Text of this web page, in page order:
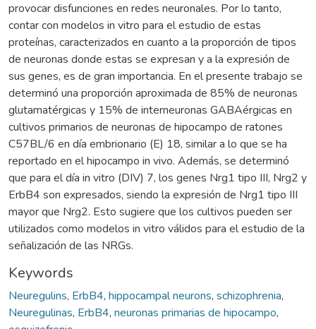
provocar disfunciones en redes neuronales. Por lo tanto,
contar con modelos in vitro para el estudio de estas
proteínas, caracterizados en cuanto a la proporción de tipos
de neuronas donde estas se expresan y a la expresión de
sus genes, es de gran importancia. En el presente trabajo se
determinó una proporción aproximada de 85% de neuronas
glutamatérgicas y 15% de interneuronas GABAérgicas en
cultivos primarios de neuronas de hipocampo de ratones
C57BL/6 en día embrionario (E) 18, similar a lo que se ha
reportado en el hipocampo in vivo. Además, se determinó
que para el día in vitro (DIV) 7, los genes Nrg1 tipo III, Nrg2 y
ErbB4 son expresados, siendo la expresión de Nrg1 tipo III
mayor que Nrg2. Esto sugiere que los cultivos pueden ser
utilizados como modelos in vitro válidos para el estudio de la
señalización de las NRGs.
Keywords
Neuregulins, ErbB4, hippocampal neurons, schizophrenia,
Neuregulinas, ErbB4, neuronas primarias de hipocampo,